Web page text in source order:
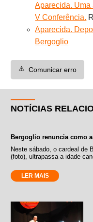
Aparecida.
V Conferência.
Aparecida.
Bergoglio
⚠️ Comunicar erro
NOTÍCIAS
Bergoglio renuncia como
Neste sábado, o cardeal de
(foto), ultrapassa a idade
LER MAIS